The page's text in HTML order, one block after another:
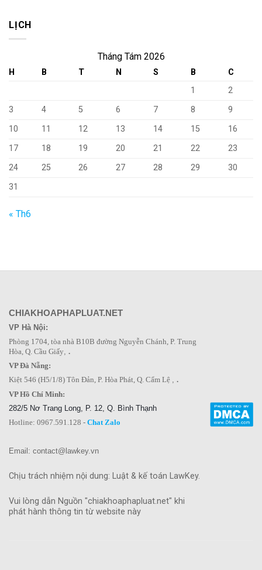
LỊCH
Tháng Tám 2026
H B T N S B
C
1
2
3
4 5 6 7 8
9
10
11 12 13 14 15
16
17
18 19 20 21 22
23
24
25 26 27 28 29
30
31
« Th6
CHIAKHOAPHAPLUAT.NET
VP Hà Nội:
Phòng 1704, tòa nhà B10B đường Nguyễn Chánh, P. Trung
Hòa, Q. Cầu Giấy, .
VP Đà Nẵng:
Kiệt 546 (H5/1/8) Tôn Đản, P. Hòa Phát, Q. Cẩm Lệ , .
VP Hồ Chí Minh:
282/5 Nơ Trang Long, P. 12, Q. Bình Thạnh
Hotline: 0967.591.128 - Chat Zalo
Email: contact@lawkey.vn
Chịu trách nhiệm nội dung: Luật & kế toán LawKey.
Vui lòng dẫn Nguồn "chiakhoaphapluat.net" khi
phát hành thông tin từ website này